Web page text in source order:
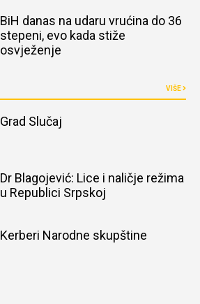
BiH danas na udaru vrućina do 36
stepeni, evo kada stiže
osvježenje
VIŠE
Grad Slučaj
Dr Blagojević: Lice i naličje režima
u Republici Srpskoj
Kerberi Narodne skupštine